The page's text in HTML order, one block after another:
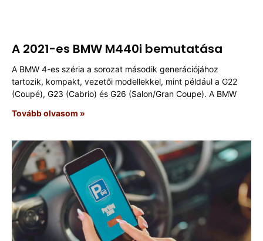
A 2021-es BMW M440i bemutatása
A BMW 4-es széria a sorozat második generációjához
tartozik, kompakt, vezetői modellekkel, mint például a G22
(Coupé), G23 (Cabrio) és G26 (Salon/Gran Coupe). A BMW
Tovább olvasom »